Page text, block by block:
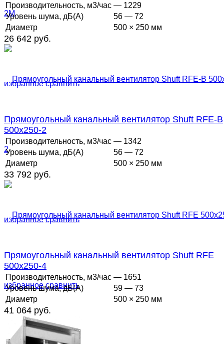
избранное сравнить
Производительность, м3/час — 1229
Уровень шума, дБ(А)
56 — 72
Диаметр
500 × 250 мм
26 642 руб.
избранное сравнить
Прямоугольный канальный вентилятор Shuft RFE-B
500x250-2
Производительность, м3/час — 1342
Уровень шума, дБ(А)
56 — 72
Диаметр
500 × 250 мм
33 792 руб.
избранное сравнить
Прямоугольный канальный вентилятор Shuft RFE
500x250-4
Производительность, м3/час — 1651
Уровень шума, дБ(А)
59 — 73
Диаметр
500 × 250 мм
41 064 руб.